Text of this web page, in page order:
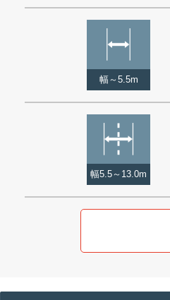
幅～5.5m
幅5.5～13.0m